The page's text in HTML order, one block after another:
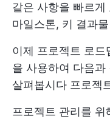
같은 사항을 빠르게
마일스톤, 키 결과물
이제 프로젝트 로드
을 사용하여 다음
살펴봅시다 프로젝
프로젝트 관리를